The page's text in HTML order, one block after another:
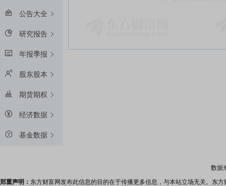
公告大全
研究报告
年报季报
股东股本
期货期权
经济数据
基金数据
数据
郑重声明： 东方财富网发布此信息的目的在于传播更多信息，与本站立场无关。东